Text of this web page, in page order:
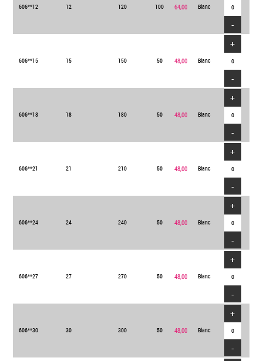
606**12 12 120 100 64,00 Blanc
-
606**15 15 150 50 48,00 Blanc
+
-
606**18 18 180 50 48,00 Blanc
+
-
606**21 21 210 50 48,00 Blanc
+
-
606**24 24 240 50 48,00 Blanc
+
-
606**27 27 270 50 48,00 Blanc
+
-
606**30 30 300 50 48,00 Blanc
+
-